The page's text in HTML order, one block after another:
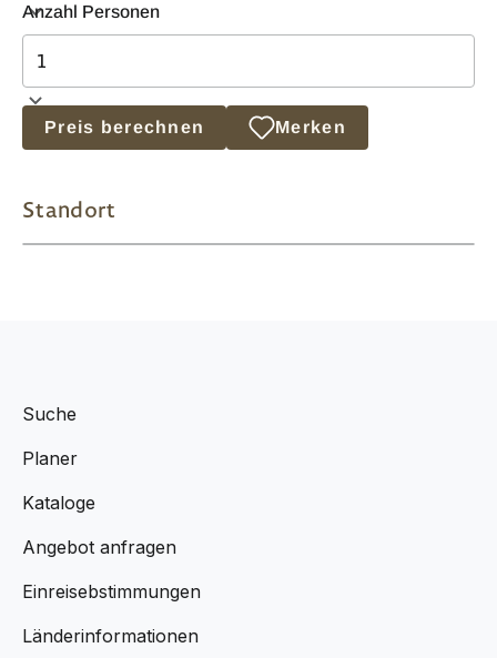
Anzahl Personen
Preis berechnen Merken
Standort
Suche
Planer
Kataloge
Angebot anfragen
Einreisebstimmungen
Länderinformationen